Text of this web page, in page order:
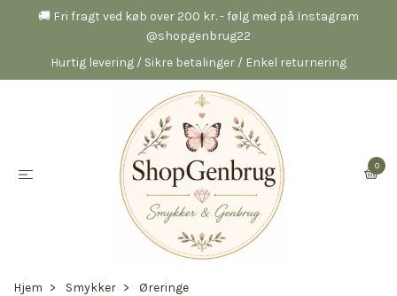
🚚 Fri fragt ved køb over 200 kr. - følg med på Instagram
@shopgenbrug22
Hurtig levering / Sikre betalinger / Enkel returnering
0
Hjem Smykker
Øreringe